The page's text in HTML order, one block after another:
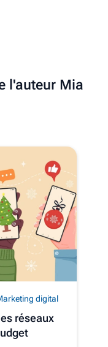
l'auteur Mia
digital
réseaux